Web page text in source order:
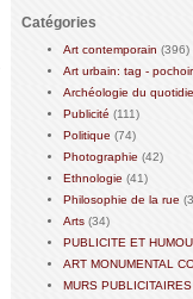
Catégories
Art contemporain (396)
Art urbain: tag -
Archéologie du
Publicité (111)
Politique (74)
Photographie (42)
Ethnologie (41)
Philosophie de la rue
Arts (34)
PUBLICITE ET
ART MONUMENTAL
MURS